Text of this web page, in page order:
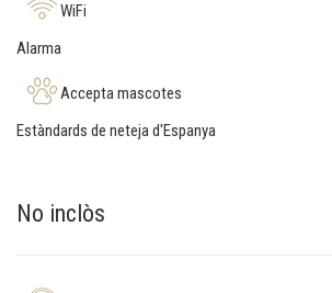
WiFi
Alarma
Accepta mascotes
Estàndards de neteja d'Espanya
No inclòs